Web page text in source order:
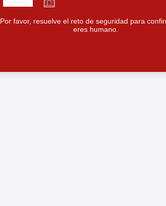
Por favor, resuelve el reto de seguridad para
eres humano.